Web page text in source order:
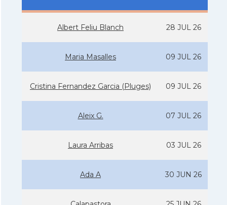
Albert Feliu Blanch 28 JUL 26
Maria Masalles 09 JUL 26
Cristina Fernandez Garcia (Pluges) 09 JUL 26
Aleix G. 07 JUL 26
Laura Arribas 03 JUL 26
Ada A 30 JUN 26